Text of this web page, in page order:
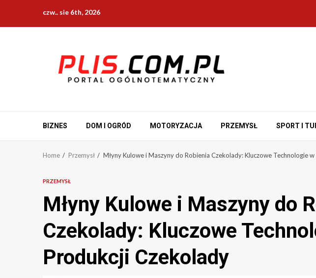
content
czw.. sie 6th, 2026
BIZNES DOM I OGRÓD MOTORYZACJA PRZEMYSŁ SPORT I
Home Przemysł Młyny Kulowe i Maszyny do Robienia Czekolady: Kluczowe Technologie
PRZEMYSŁ
Młyny Kulowe i Maszyny do
Czekolady: Kluczowe
Produkcji Czekolady